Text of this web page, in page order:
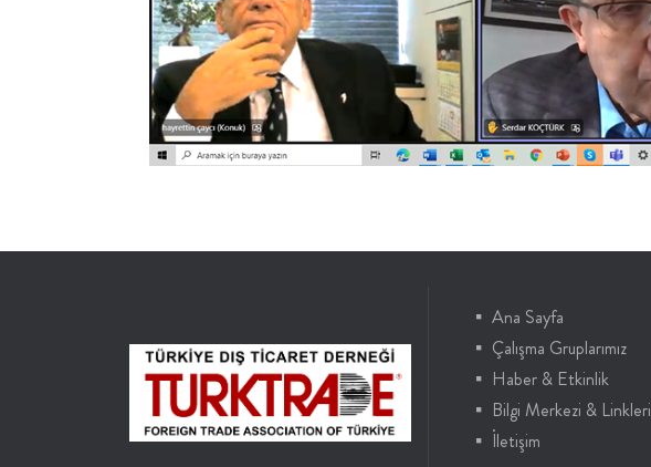
Ana Sayfa
Çalışma Gruplarımız
Haber & Etkinlik
Bilgi Merkezi & Linkleri
İletişim